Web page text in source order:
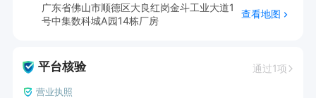
广东省佛山市顺德区大良红岗金斗工业大道1
号中集数科城A园14栋厂房
查看地图
平台核验 通过1项
营业执照